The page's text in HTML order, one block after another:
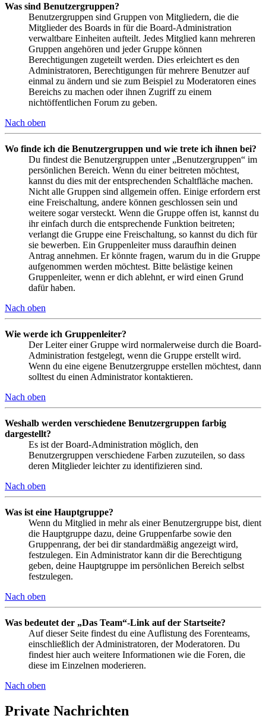
Was sind Benutzergruppen?
Benutzergruppen sind Gruppen von Mitgliedern, die die
Mitglieder des Boards in für die Board-Administration
verwaltbare Einheiten aufteilt. Jedes Mitglied kann mehreren
Gruppen angehören und jeder Gruppe können
Berechtigungen zugeteilt werden. Dies erleichtert es den
Administratoren, Berechtigungen für mehrere Benutzer auf
einmal zu ändern und sie zum Beispiel zu Moderatoren eines
Bereichs zu machen oder ihnen Zugriff zu einem
nichtöffentlichen Forum zu geben.
Nach oben
Wo finde ich die Benutzergruppen und wie trete ich ihnen bei?
Du findest die Benutzergruppen unter „Benutzergruppen“ im
persönlichen Bereich. Wenn du einer beitreten möchtest,
kannst du dies mit der entsprechenden Schaltfläche machen.
Nicht alle Gruppen sind allgemein offen. Einige erfordern erst
eine Freischaltung, andere können geschlossen sein und
weitere sogar versteckt. Wenn die Gruppe offen ist, kannst du
ihr einfach durch die entsprechende Funktion beitreten;
verlangt die Gruppe eine Freischaltung, so kannst du dich für
sie bewerben. Ein Gruppenleiter muss daraufhin deinen
Antrag annehmen. Er könnte fragen, warum du in die Gruppe
aufgenommen werden möchtest. Bitte belästige keinen
Gruppenleiter, wenn er dich ablehnt, er wird einen Grund
dafür haben.
Nach oben
Wie werde ich Gruppenleiter?
Der Leiter einer Gruppe wird normalerweise durch die Board-
Administration festgelegt, wenn die Gruppe erstellt wird.
Wenn du eine eigene Benutzergruppe erstellen möchtest, dann
solltest du einen Administrator kontaktieren.
Nach oben
Weshalb werden verschiedene Benutzergruppen farbig
dargestellt?
Es ist der Board-Administration möglich, den
Benutzergruppen verschiedene Farben zuzuteilen, so dass
deren Mitglieder leichter zu identifizieren sind.
Nach oben
Was ist eine Hauptgruppe?
Wenn du Mitglied in mehr als einer Benutzergruppe bist, dient
die Hauptgruppe dazu, deine Gruppenfarbe sowie den
Gruppenrang, der bei dir standardmäßig angezeigt wird,
festzulegen. Ein Administrator kann dir die Berechtigung
geben, deine Hauptgruppe im persönlichen Bereich selbst
festzulegen.
Nach oben
Was bedeutet der „Das Team“-Link auf der Startseite?
Auf dieser Seite findest du eine Auflistung des Forenteams,
einschließlich der Administratoren, der Moderatoren. Du
findest hier auch weitere Informationen wie die Foren, die
diese im Einzelnen moderieren.
Nach oben
Private Nachrichten